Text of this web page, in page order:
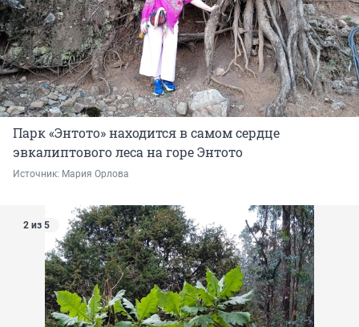
Парк «Энтото» находится в самом сердце
эвкалиптового леса на горе Энтото
Источник: Мария Орлова
2 из 5